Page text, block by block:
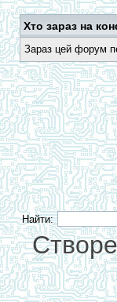
Хто зараз на
Зараз цей форум
Найти: